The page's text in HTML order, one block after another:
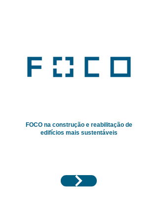
FOCO na construção e reabilitação de
edifícios mais sustentáveis